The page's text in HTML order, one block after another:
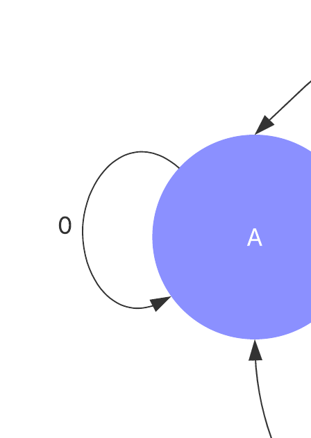
Esta plantilla de diagrama de estados puede ayudarte a lograr lo